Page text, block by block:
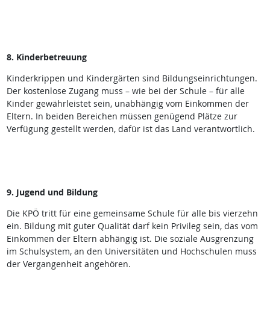
8. Kinderbetreuung
Kinderkrippen und Kindergärten sind Bildungseinrichtungen.
Der kostenlose Zugang muss – wie bei der Schule – für alle
Kinder gewährleistet sein, unabhängig vom Einkommen der
Eltern. In beiden Bereichen müssen genügend Plätze zur
Verfügung gestellt werden, dafür ist das Land verantwortlich.
9. Jugend und Bildung
Die KPÖ tritt für eine gemeinsame Schule für alle bis vierzehn
ein. Bildung mit guter Qualität darf kein Privileg sein, das vom
Einkommen der Eltern abhängig ist. Die soziale Ausgrenzung
im Schulsystem, an den Universitäten und Hochschulen muss
der Vergangenheit angehören.